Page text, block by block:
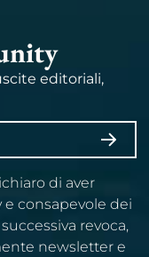
editoriali,
di aver
e consapevole dei
revoca,
newsletter e